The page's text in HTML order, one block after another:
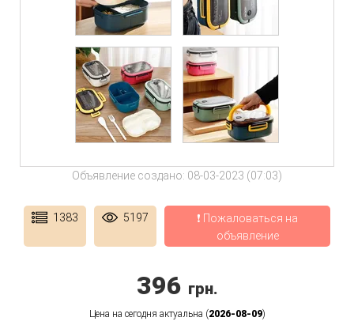
Объявление создано: 08-03-2023 (07:03)
1383 5197
❗ Пожаловаться на
объявление
396 грн.
Цена на сегодня актуальна (2026-08-09)